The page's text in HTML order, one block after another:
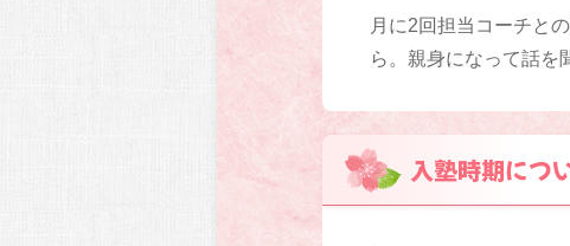
月に2回担当コーチと
ら。親身になって話を
入塾時期につ